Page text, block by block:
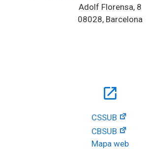
Adolf Florensa, 8
08028, Barcelona
open_in_new
CSSUB
CBSUB
Mapa web